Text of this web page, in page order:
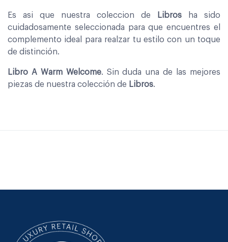
Es asi que nuestra coleccion de Libros ha sido
cuidadosamente seleccionada para que encuentres el
complemento ideal para realzar tu estilo con un toque
de distinción.
Libro A Warm Welcome. Sin duda una de las mejores
piezas de nuestra colección de Libros.